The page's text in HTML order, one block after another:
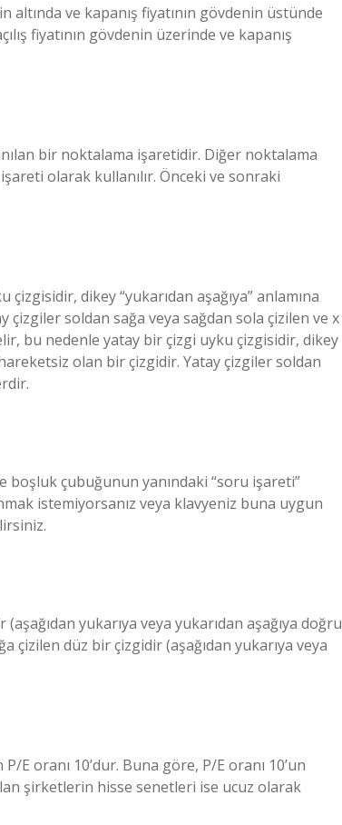
altında ve kapanış fiyatının gövdenin üstünde
fiyatının gövdenin üzerinde ve kapanış
bir noktalama işaretidir. Diğer noktalama
olarak kullanılır. Önceki ve sonraki
dikey “yukarıdan aşağıya” anlamına
soldan sağa veya sağdan sola çizilen ve x
bu nedenle yatay bir çizgi uyku çizgisidir, dikey
olan bir çizgidir. Yatay çizgiler soldan
çubuğunun yanındaki “soru işareti”
istemiyorsanız veya klavyeniz buna uygun
yukarıya veya yukarıdan aşağıya doğru
çizilen düz bir çizgidir (aşağıdan yukarıya veya
E oranı 10’dur. Buna göre, P/E oranı 10’un
şirketlerin hisse senetleri ise ucuz olarak